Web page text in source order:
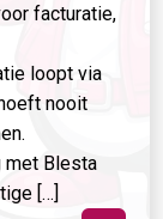
facturatie,
loopt via
nooit
met Blesta
[…]